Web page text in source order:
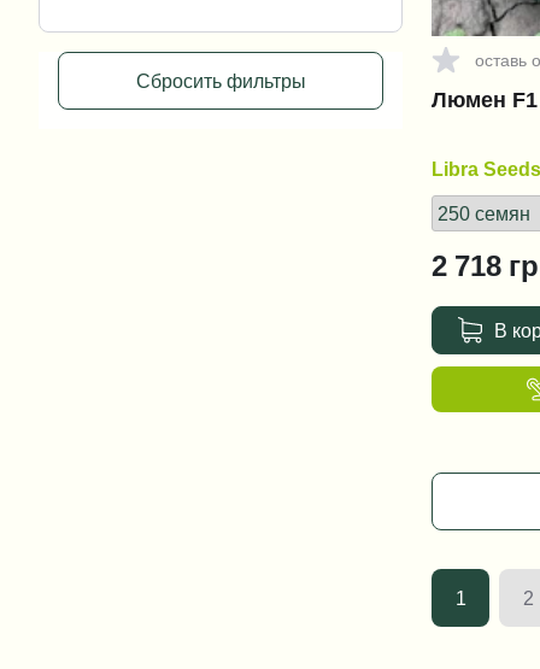
Сбросить фильтры
оставь
Люмен F1
Libra Seeds
2 718
В
1 2